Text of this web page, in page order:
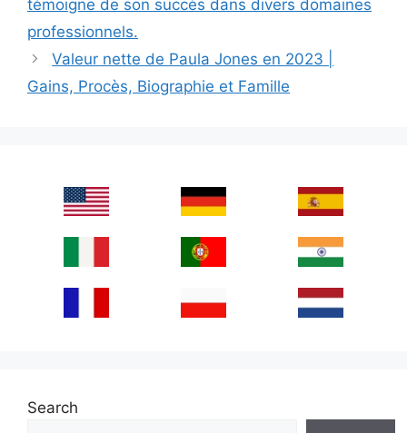
témoigne de son succès dans divers domaines
professionnels.
Valeur nette de Paula Jones en 2023 |
Gains, Procès, Biographie et Famille
Search